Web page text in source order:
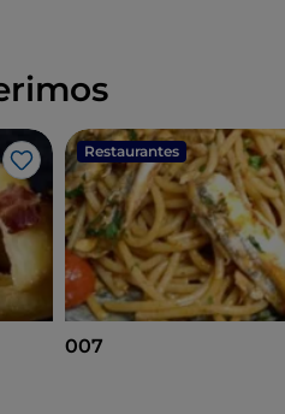
Gosto
Restaurantes
007